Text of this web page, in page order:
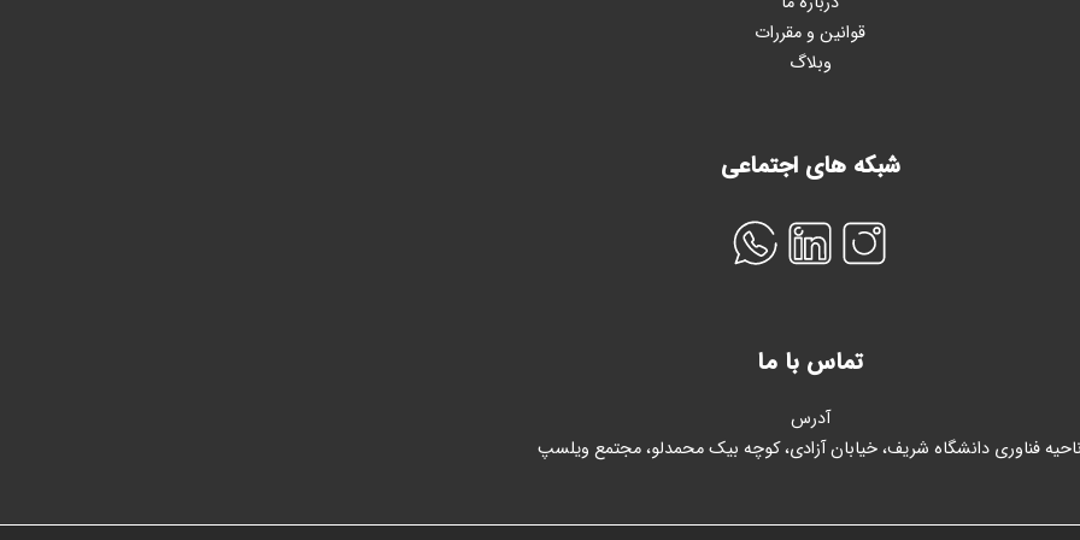
قوانین و مقررات
وبلاگ
شبکه های اجتماعی
تماس با ما
آدرس
فناوری دانشگاه شریف، خیابان آزادی، کوچه بیک محمدلو، مجتمع ویلسپ